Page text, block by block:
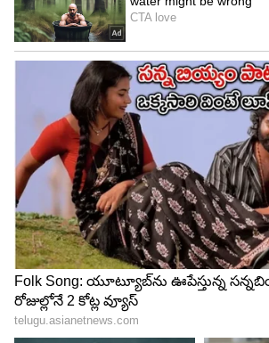
Image Credit :Gemini AI
ఎలా శుభ్రం చేస్తారంటే?
వంట చేసిన తర్వాత మిగిలిన కట్టెల
Ash)ను ఇసుకతో కలుపుతారు.
ఆల్కలీన్ గుణాలు ఉంటాయి. ఇది
కాకుండా, పాత్రలపై ఉండే బ్యాక్టీరియా,
నశింపజేయడానికి ఒక అద్భుతమైన
పనిచేస్తుంది. మొదట పాత్రల్లోని
గడ్డితో లేదా చిన్న గుడ్డతో తుడిచేస్తారు.
ఇసుక, బూడిద మిశ్రమాన్ని వేసి గిన్నె